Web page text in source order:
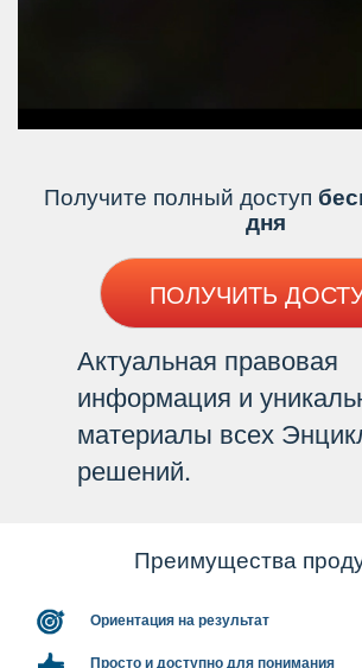
Получите полный доступ
дня
ПОЛУЧИТЬ
Актуальная правовая
информация и
материалы всех
решений.
Преимущества
Ориентация на результат
Просто и доступно для понимания